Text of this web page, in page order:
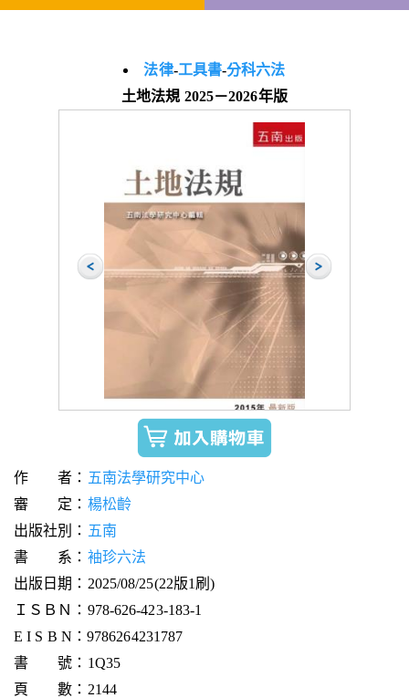
法律-工具書-分科六法
土地法規 2025－2026年版
作 者： 五南法學研究中心
審 定： 楊松齡
出版社別： 五南
書 系： 袖珍六法
出版日期：2025/08/25(22版1刷)
ＩＳＢＮ：978-626-423-183-1
E I S B N：9786264231787
書 號：1Q35
頁 數：2144